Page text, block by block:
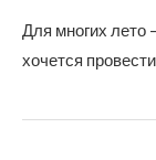
Для многих лето
хочется